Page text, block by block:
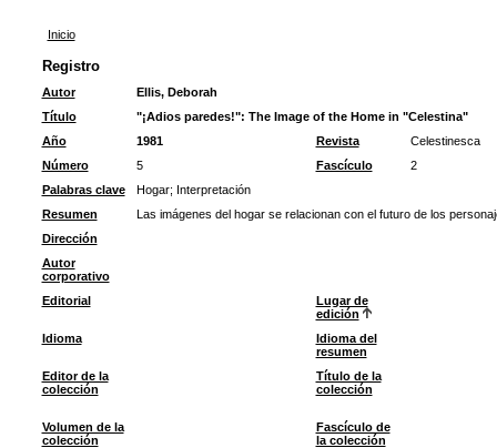
Inicio
Registro
Autor
Ellis, Deborah
Título
"¡Adios paredes!": The Image of the Home in "Celestina"
Año
1981 Revista
Celestinesca
Número
5 Fascículo
2
Palabras clave
Hogar; Interpretación
Resumen
Las imágenes del hogar se relacionan con el futuro de los
Dirección
Autor
corporativo
Editorial
Lugar de
edición
Idioma
Idioma del
resumen
Editor de la
colección
Título de la
colección
Volumen de la
colección
Fascículo de
la colección